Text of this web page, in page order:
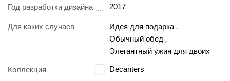
Год разработки дизайна 2017
Для каких случаев Идея для подарка ,
Обычный обед ,
Элегантный ужин для двоих
Коллекция Decanters